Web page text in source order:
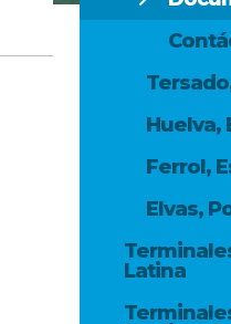
Huelva,
Ferrol,
Elvas,
Latina